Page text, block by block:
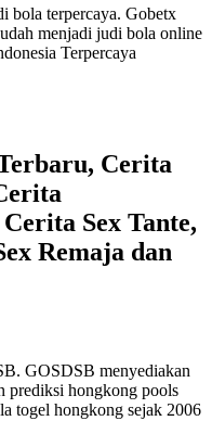
bola terpercaya. Gobetx
menjadi judi bola online
Terpercaya
Cerita
Sex Tante,
Remaja dan
GOSDSB menyediakan
prediksi hongkong pools
togel hongkong sejak 2006